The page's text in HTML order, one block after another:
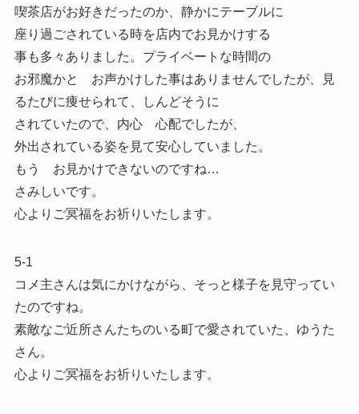
喫茶店がお好きだったのか、静かにテーブルに
座り過ごされている時を店内でお見かけする
事も多々ありました。プライベートな時間の
お邪魔かと お声かけした事はありませんでしたが、見
るたびに痩せられて、しんどそうに
されていたので、内心 心配でしたが、
外出されている姿を見て安心していました。
もう お見かけできないのですね…
さみしいです。
心よりご冥福をお祈りいたします。
5-1
コメ主さんは気にかけながら、そっと様子を見守ってい
たのですね。
素敵なご近所さんたちのいる町で愛されていた、ゆうた
さん。
心よりご冥福をお祈りいたします。